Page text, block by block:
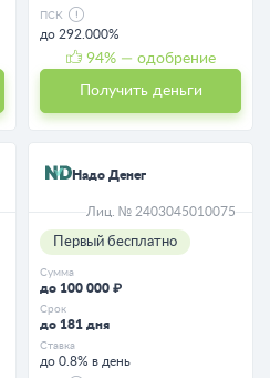
ПСК
до 292.000%
94% — одобрение
Получить деньги
Надо Денег
Лиц. № 2403045010075
Первый бесплатно
Сумма
до 100 000 ₽
Срок
до 181 дня
Ставка
до 0.8% в день